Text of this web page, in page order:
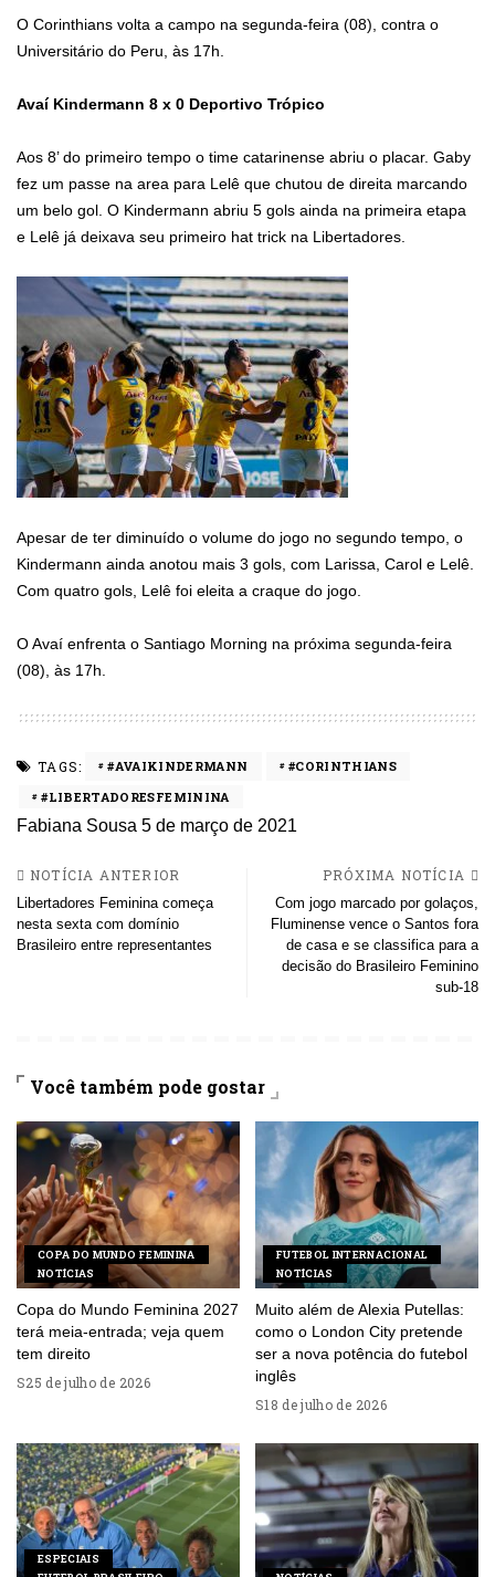
O Corinthians volta a campo na segunda-feira (08), contra o
Universitário do Peru, às 17h.
Avaí Kindermann 8 x 0 Deportivo Trópico
Aos 8’ do primeiro tempo o time catarinense abriu o placar. Gaby
fez um passe na area para Lelê que chutou de direita marcando
um belo gol. O Kindermann abriu 5 gols ainda na primeira etapa
e Lelê já deixava seu primeiro hat trick na Libertadores.
Apesar de ter diminuído o volume do jogo no segundo tempo, o
Kindermann ainda anotou mais 3 gols, com Larissa, Carol e Lelê.
Com quatro gols, Lelê foi eleita a craque do jogo.
O Avaí enfrenta o Santiago Morning na próxima segunda-feira
(08), às 17h.
TAGS: #AVAIKINDERMANN
#CORINTHIANS
#LIBERTADORESFEMININA
Fabiana Sousa 5 de março de 2021
NOTÍCIA ANTERIOR
Libertadores Feminina começa
nesta sexta com domínio
Brasileiro entre representantes
PRÓXIMA NOTÍCIA
Com jogo marcado por golaços,
Fluminense vence o Santos fora
de casa e se classifica para a
decisão do Brasileiro Feminino
sub-18
Você também pode gostar
COPA DO MUNDO FEMININA
NOTÍCIAS
Copa do Mundo Feminina 2027
terá meia-entrada; veja quem
tem direito
25 de julho de 2026
FUTEBOL INTERNACIONAL
NOTÍCIAS
Muito além de Alexia Putellas:
como o London City pretende
ser a nova potência do futebol
inglês
18 de julho de 2026
ESPECIAIS